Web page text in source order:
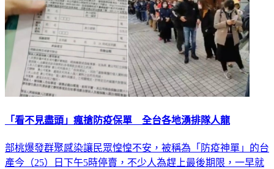
「看不見盡頭」瘋搶防疫保單 全台各地湧排隊人龍
部桃爆發群聚感染讓民眾惶惶不安，被稱為「防疫神單」的台
產今（25）日下午5時停賣，不少人為趕上最後期限，一早就